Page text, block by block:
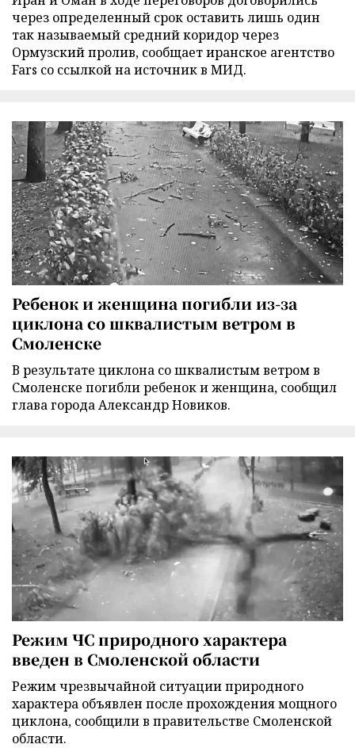
через определенный срок оставить лишь один
так называемый средний коридор через
Ормузский пролив, сообщает иранское агентство
Fars со ссылкой на источник в МИД.
Ребенок и женщина погибли из-за
циклона со шквалистым ветром в
Смоленске
В результате циклона со шквалистым ветром в
Смоленске погибли ребенок и женщина, сообщил
глава города Александр Новиков.
Режим ЧС природного характера
введен в Смоленской области
Режим чрезвычайной ситуации природного
характера объявлен после прохождения мощного
циклона, сообщили в правительстве Смоленской
области.